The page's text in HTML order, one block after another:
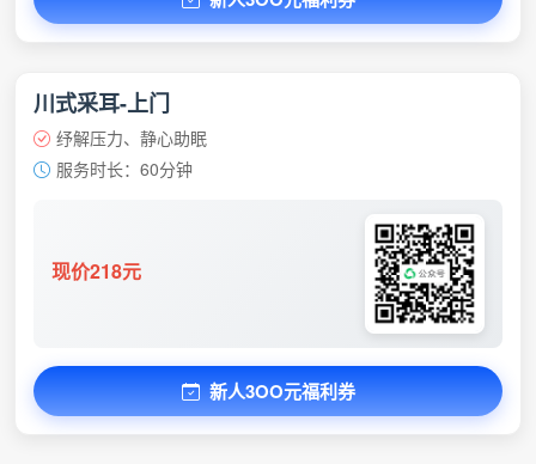
川式采耳-上门
纾解压力、静心助眠
服务时长：60分钟
现价218元
新人3OO元福利券